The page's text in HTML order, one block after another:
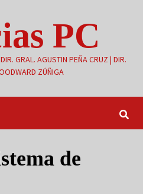
PC
GRAL. AGUSTIN PEÑA CRUZ | DIR.
ZÚÑIGA
de